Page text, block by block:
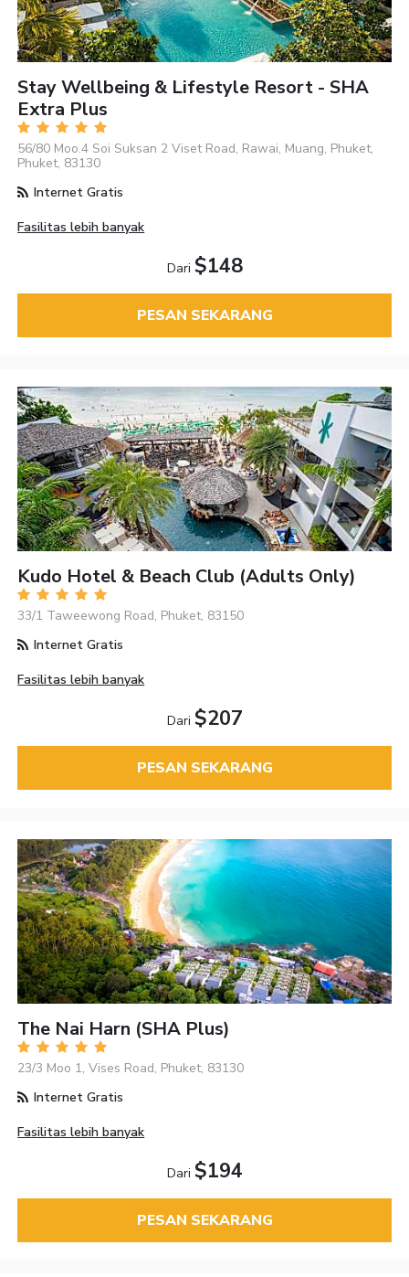
Stay Wellbeing & Lifestyle Resort - SHA
Extra Plus
56/80 Moo.4 Soi Suksan 2 Viset Road, Rawai, Muang, Phuket,
Phuket, 83130
Internet Gratis
Fasilitas lebih banyak
Dari $148
PESAN SEKARANG
Kudo Hotel & Beach Club (Adults Only)
33/1 Taweewong Road, Phuket, 83150
Internet Gratis
Fasilitas lebih banyak
Dari $207
PESAN SEKARANG
The Nai Harn (SHA Plus)
23/3 Moo 1, Vises Road, Phuket, 83130
Internet Gratis
Fasilitas lebih banyak
Dari $194
PESAN SEKARANG